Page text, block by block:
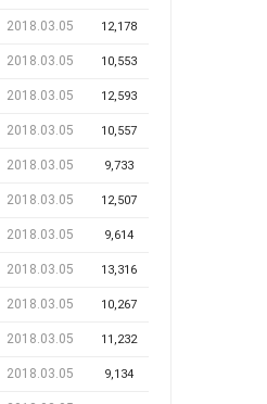
2018.03.05 12,178
2018.03.05 10,553
2018.03.05 12,593
2018.03.05 10,557
2018.03.05 9,733
2018.03.05 12,507
2018.03.05 9,614
2018.03.05 13,316
2018.03.05 10,267
2018.03.05 11,232
2018.03.05 9,134